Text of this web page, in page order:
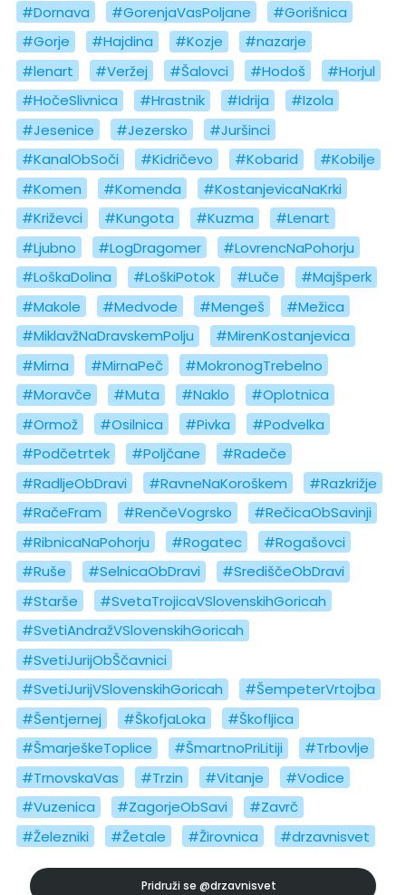
#Dornava
#GorenjaVasPoljane
#Gorišnica
#Gorje
#Hajdina #Kozje
#nazarje
#lenart
#Veržej #Šalovci #Hodoš
#Horjul
#HočeSlivnica
#Hrastnik #Idrija
#Izola
#Jesenice
#Jezersko
#Juršinci
#KanalObSoči
#Kidričevo #Kobarid
#Kobilje
#Komen
#Komenda
#KostanjevicaNaKrki
#Križevci
#Kungota #Kuzma
#Lenart
#Ljubno
#LogDragomer
#LovrencNaPohorju
#LoškaDolina
#LoškiPotok #Luče
#Majšperk
#Makole
#Medvode #Mengeš
#Mežica
#MiklavžNaDravskemPolju
#MirenKostanjevica
#Mirna
#MirnaPeč
#MokronogTrebelno
#Moravče
#Muta #Naklo
#Oplotnica
#Ormož
#Osilnica #Pivka
#Podvelka
#Podčetrtek
#Poljčane
#Radeče
#RadljeObDravi
#RavneNaKoroškem
#Razkrižje
#RačeFram
#RenčeVogrsko
#RečicaObSavinji
#RibnicaNaPohorju
#Rogatec
#Rogašovci
#Ruše
#SelnicaObDravi
#SrediščeObDravi
#Starše
#SvetaTrojicaVSlovenskihGoricah
#SvetiAndražVSlovenskihGoricah
#SvetiJurijObŠčavnici
#SvetiJurijVSlovenskihGoricah
#ŠempeterVrtojba
#Šentjernej
#ŠkofjaLoka
#Škofljica
#ŠmarješkeToplice
#ŠmartnoPriLitiji
#Trbovlje
#TrnovskaVas
#Trzin #Vitanje
#Vodice
#Vuzenica
#ZagorjeObSavi
#Zavrč
#Železniki
#Žetale #Žirovnica #drzavnisvet
Pridruži se @drzavnisvet